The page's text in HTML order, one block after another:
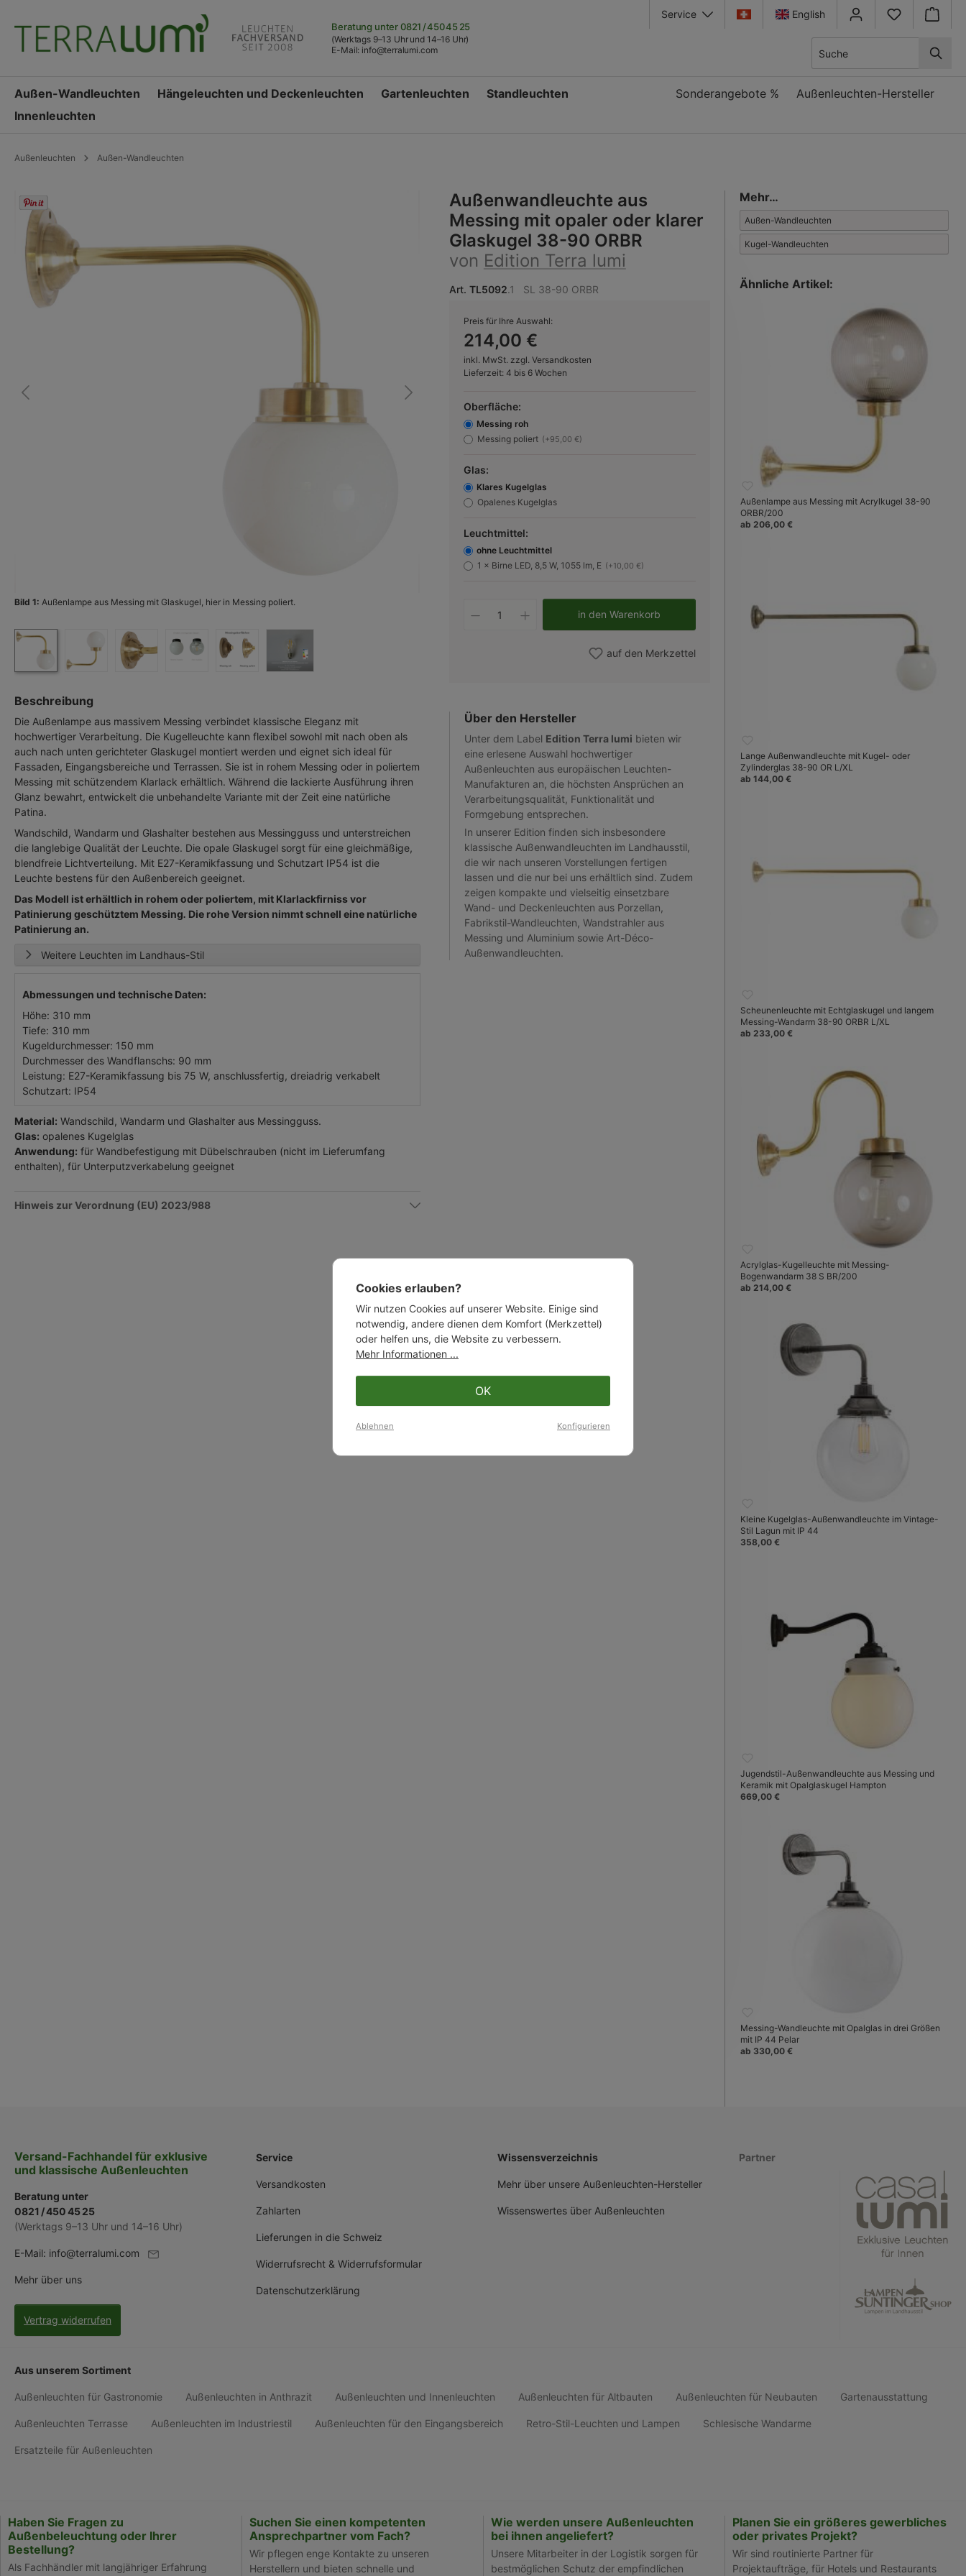
Zur Hauptnavigation springen
Beratung unter0821 / 450 45 25
(Werktags 9–13 Uhr und 14–16 Uhr)
E-Mail: info@terralumi.com
Service
English
Außen-Wandleuchten Hängeleuchten und Deckenleuchten Gartenleuchten Standleuchten Sonderangebote %
Außenleuchten-Hersteller
Innenleuchten
Außenleuchten Außen-Wandleuchten
Bildergalerie überspringen
Bild 1: Außenlampe aus Messing mit Glaskugel, hier in Messing poliert. Das Modell kann sowohl nach oben als auch nach unten montiert werden
Beschreibung
Die Außenlampe aus massivem Messing verbindet klassische Eleganz mit
hochwertiger Verarbeitung. Die Kugelleuchte kann flexibel sowohl mit nach oben als
auch nach unten gerichteter Glaskugel montiert werden und eignet sich ideal für
Fassaden, Eingangsbereiche und Terrassen. Sie ist in rohem Messing oder in poliertem
Messing mit schützendem Klarlack erhältlich. Während die lackierte Ausführung ihren
Glanz bewahrt, entwickelt die unbehandelte Variante mit der Zeit eine natürliche
Patina.
Wandschild, Wandarm und Glashalter bestehen aus Messingguss und unterstreichen
die langlebige Qualität der Leuchte. Die opale Glaskugel sorgt für eine gleichmäßige,
blendfreie Lichtverteilung. Mit E27-Keramikfassung und Schutzart IP54 ist die
Leuchte bestens für den Außenbereich geeignet.
Das Modell ist erhältlich in rohem oder poliertem, mit Klarlackfirniss vor
Patinierung geschütztem Messing. Die rohe Version nimmt schnell eine natürliche
Patinierung an.
Weitere Leuchten im Landhaus-Stil
Abmessungen und technische Daten:
Höhe: 310 mm
Tiefe: 310 mm
Kugeldurchmesser: 150 mm
Durchmesser des Wandflanschs: 90 mm
Leistung: E27-Keramikfassung bis 75 W, anschlussfertig, dreiadrig verkabelt
Schutzart: IP54
Material: Wandschild, Wandarm und Glashalter aus Messingguss.
Glas: opalenes Kugelglas
Anwendung: für Wandbefestigung mit Dübelschrauben (nicht im Lieferumfang
enthalten), für Unterputzverkabelung geeignet
Hinweis zur Verordnung (EU) 2023/988
Außenwandleuchte aus
Messing mit opaler oder klarer
Glaskugel 38-90 ORBR
von Edition Terra lumi
Art. TL5092.1 SL 38-90 ORBR
Preis für Ihre Auswahl:
214,00 €
inkl. MwSt. zzgl. Versandkosten
Lieferzeit: 4 bis 6 Wochen
Oberfläche:
Messing roh
Messing poliert (+95,00 €)
Glas:
Klares Kugelglas
Opalenes Kugelglas
Leuchtmittel:
ohne Leuchtmittel
1 × Birne LED, 8,5 W, 1055 lm, E (+10,00 €)
Produkt Anzahl: Gib den gewünschten Wert ein oder
in den Warenkorb
auf den Merkzettel
Über den Hersteller
Unter dem Label Edition Terra lumi bieten wir
eine erlesene Auswahl hochwertiger
Außenleuchten aus europäischen Leuchten-
Manufakturen an, die höchsten Ansprüchen an
Verarbeitungsqualität, Funktionalität und
Formgebung entsprechen.
In unserer Edition finden sich insbesondere
klassische Außenwandleuchten im Landhausstil,
die wir nach unseren Vorstellungen fertigen
lassen und die nur bei uns erhältlich sind. Zudem
zeigen kompakte und vielseitig einsetzbare
Wand- und Deckenleuchten aus Porzellan,
Fabrikstil-Wandleuchten, Wandstrahler aus
Messing und Aluminium sowie Art-Déco-
Außenwandleuchten.
Mehr…
Außen-Wandleuchten
Kugel-Wandleuchten
Ähnliche Artikel:
Außenlampe aus Messing mit Acrylkugel 38-90
ORBR/200
ab 206,00 €
Lange Außenwandleuchte mit Kugel- oder
Zylinderglas 38-90 OR L/XL
ab 144,00 €
Scheunenleuchte mit Echtglaskugel und langem
Messing-Wandarm 38-90 ORBR L/XL
ab 233,00 €
Acrylglas-Kugelleuchte mit Messing-
Bogenwandarm 38 S BR/200
ab 214,00 €
Kleine Kugelglas-Außenwandleuchte im Vintage-
Stil Lagun mit IP 44
358,00 €
Jugendstil-Außenwandleuchte aus Messing und
Keramik mit Opalglaskugel Hampton
669,00 €
Messing-Wandleuchte mit Opalglas in drei Größen
mit IP 44 Pelar
ab 330,00 €
Versand-Fachhandel für exklusive
und klassische Außenleuchten
Beratung unter
0821 / 450 45 25
(Werktags 9–13 Uhr und 14–16 Uhr)
E-Mail: info@terralumi.com
Mehr über uns
Vertrag widerrufen
Service
Versandkosten
Zahlarten
Lieferungen in die Schweiz
Widerrufsrecht & Widerrufsformular
Datenschutzerklärung
Wissensverzeichnis
Mehr über unsere Außenleuchten-Hersteller
Wissenswertes über Außenleuchten
Partner
Aus unserem Sortiment
Außenleuchten für Gastronomie Außenleuchten in Anthrazit Außenleuchten und Innenleuchten Außenleuchten für Altbauten Außenleuchten für Neubauten Gartenausstattung
Außenleuchten Terrasse Außenleuchten im Industriestil Außenleuchten für den Eingangsbereich Retro-Stil-Leuchten und Lampen Schlesische Wandarme
Ersatzteile für Außenleuchten
Haben Sie Fragen zu
Außenbeleuchtung oder Ihrer
Bestellung?
Als Fachhändler mit langjähriger Erfahrung
Suchen Sie einen kompetenten
Ansprechpartner vom Fach?
Wir pflegen enge Kontakte zu unseren
Herstellern und bieten schnelle und
Wie werden unsere Außenleuchten
bei ihnen angeliefert?
Unsere Mitarbeiter in der Logistik sorgen für
bestmöglichen Schutz der empfindlichen
Planen Sie ein größeres gewerbliches
oder privates Projekt?
Wir sind routinierte Partner für
Projektaufträge, für Hotels und Restaurants
Cookies erlauben?
Wir nutzen Cookies auf unserer Website. Einige sind
notwendig, andere dienen dem Komfort (Merkzettel)
oder helfen uns, die Website zu verbessern.
Mehr Informationen ...
OK
Ablehnen Konfigurieren